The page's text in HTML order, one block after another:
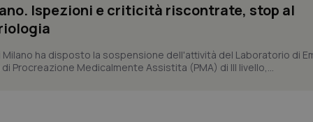
Ispezioni e criticità riscontrate, stop al
Milano ha disposto la sospensione dell'attività del Laboratorio di
Procreazione Medicalmente Assistita (PMA) di III livello,...
settimane
2 giorni
assegnare un identificatore
Google LLC
significativo del servizio di
utilizzato da Google. Questo
per distinguere utenti unici